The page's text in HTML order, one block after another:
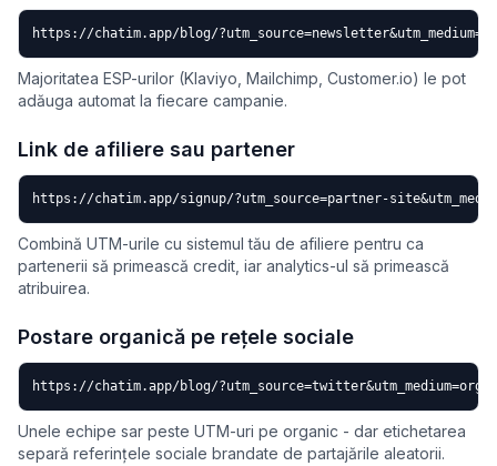
https://chatim.app/blog/
Majoritatea ESP-urilor (Klaviyo, Mailchimp, Customer.io) le pot
adăuga automat la fiecare campanie.
Link de afiliere sau partener
https://chatim.app/signup/?utm_source=partner-
Combină UTM-urile cu sistemul tău de afiliere pentru ca
partenerii să primească credit, iar analytics-ul să primească
atribuirea.
Postare organică pe rețele sociale
https://chatim.app/blog/
Unele echipe sar peste UTM-uri pe organic - dar etichetarea
separă referințele sociale brandate de partajările aleatorii.